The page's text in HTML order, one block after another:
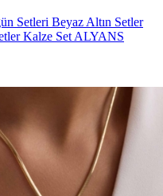
Setleri Beyaz Altın Setler
Kalze Set ALYANS